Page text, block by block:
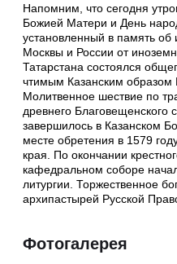
Напомним, что сегодня
Божией Матери и День
установленный в память об
Москвы и России от
Татарстана состоялся
чтимым Казанским образом
Молитвенное шествие по
древнего Благовещенского
завершилось в Казанском
месте обретения в 1579
края. По окончании
кафедральном соборе
литургии. Торжественное
архипастырей Русской
Фотогалерея